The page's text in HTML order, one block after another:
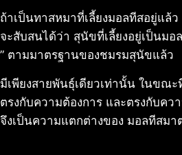
ถ้าเป็นทาสหมาที่เลี้ยงมอลทีสอยู่แล้
จะสับสนได้ว่า สุนัขที่เลี้ยงอยู่เป็นม
” ตามมาตรฐานของชมรมสุนัขแล้ว
มีเพียงสายพันธุ์เดียวเท่านั้น ในขณ
ตรงกับความต้องการ และตรงกับค
จึงเป็นความแตกต่างของ มอลทีสมา